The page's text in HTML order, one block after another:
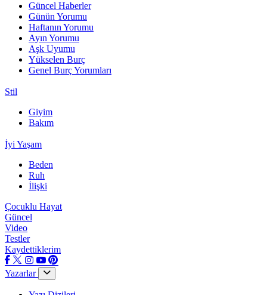
Güncel Haberler
Günün Yorumu
Haftanın Yorumu
Ayın Yorumu
Aşk Uyumu
Yükselen Burç
Genel Burç Yorumları
Stil
Giyim
Bakım
İyi Yaşam
Beden
Ruh
İlişki
Çocuklu Hayat
Güncel
Video
Testler
Kaydettiklerim
Yazarlar